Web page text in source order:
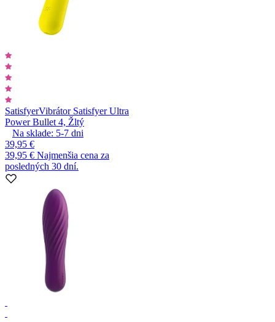
SatisfyerVibrátor Satisfyer Ultra
Power Bullet 4, Žltý
Na sklade: 5-7 dni
39,95 €
39,95 € Najmenšia cena za
posledných 30 dní.